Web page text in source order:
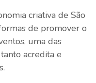
criativa de São
de promover o
uma das
acredita e